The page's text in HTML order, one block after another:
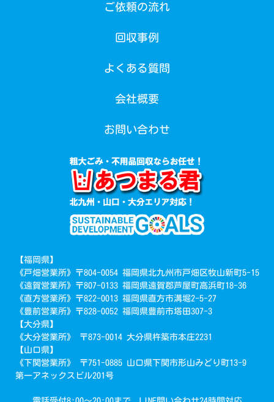
ご依頼の流れ
回収事例
よくある質問
会社概要
お問い合わせ
【福岡県】
《戸畑営業所》〒804-0054 福岡県北九州市戸畑区牧山新町5-15
《遠賀営業所》〒807-0133 福岡県遠賀郡芦屋町高浜町18-36
《直方営業所》〒822-0013 福岡県直方市溝堀2-5-27
《豊前営業所》〒828-0052 福岡県豊前市塔田307-3
【大分県】
《大分営業所》 〒873-0014 大分県杵築市本庄2231
【山口県】
《下関営業所》 〒751-0885 山口県下関市形山みどり町13-9
第一アネックスビル201号